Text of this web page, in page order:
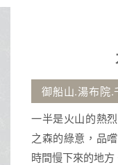
御船山.湯布院.
一半是火山的熱
之森的綠意，品
時間慢下來的地方